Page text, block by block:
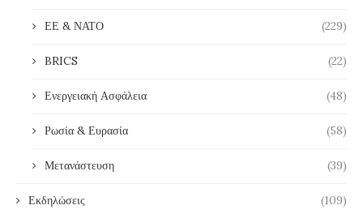
ΕΕ & ΝΑΤΟ (229)
BRICS (22)
Ενεργειακή Ασφάλεια (48)
Ρωσία & Ευρασία (58)
Μετανάστευση (39)
Εκδηλώσεις (109)